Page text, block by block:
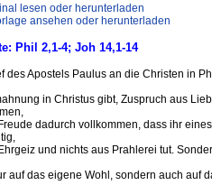
lesen oder herunterladen
ansehen oder herunterladen
Phil 2,1-4; Joh 14,1-14
des Apostels Paulus an die Christen in
in Christus gibt, Zuspruch aus
dadurch vollkommen, dass ihr
und nichts aus Prahlerei tut.
auf das eigene Wohl, sondern auch auf